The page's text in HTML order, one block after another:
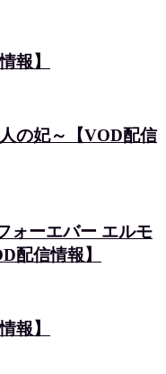
報】
の妃～【VOD配信
ォーエバー エルモ
配信情報】
報】